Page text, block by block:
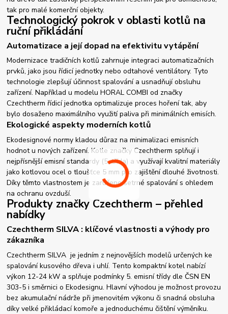
tak pro malé komerční objekty.
Technologický pokrok v oblasti kotlů na
ruční přikládání
Automatizace a její dopad na efektivitu vytápění
Modernizace tradičních kotlů zahrnuje integraci automatizačních
prvků, jako jsou řídicí jednotky nebo odtahové ventilátory. Tyto
technologie zlepšují účinnost spalování a usnadňují obsluhu
zařízení. Například u modelu HORAL COMBI od značky
Czechtherm řídicí jednotka optimalizuje proces hoření tak, aby
bylo dosaženo maximálního využití paliva při minimálních emisích.
Ekologické aspekty moderních kotlů
Ekodesignové normy kladou důraz na minimalizaci emisních
hodnot u nových zařízení. Kotle značky Czechtherm splňují i
nejpřísnější emisní standardy (5. třída) a využívají kvalitní materiály
jako kotlovou ocel o tloušťce 5 mm pro zajištění dlouhé životnosti.
Díky těmto vlastnostem je zaručeno šetrné spalování s ohledem
na ochranu ovzduší.
Produkty značky Czechtherm – přehled
nabídky
Czechtherm SILVA : klíčové vlastnosti a výhody pro
zákazníka
Czechtherm SILVA je jedním z nejnovějších modelů určených ke
spalování kusového dřeva i uhlí. Tento kompaktní kotel nabízí
výkon 12-24 kW a splňuje podmínky 5. emisní třídy dle ČSN EN
303-5 i směrnici o Ekodesignu. Hlavní výhodou je možnost provozu
bez akumulační nádrže při jmenovitém výkonu či snadná obsluha
díky velké přikládací komoře a jednoduchému čištění výměníku.